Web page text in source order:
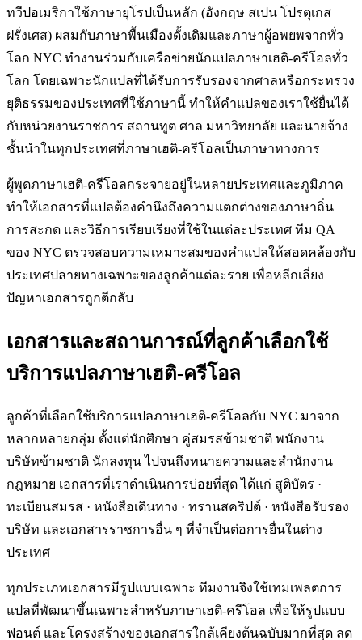
ทวีปอเมริกาใช้ภาษายุโรปเป็นหลัก (อังกฤษ สเปน โปรตุเกส
ฝรั่งเศส) ผสมกับภาษาพื้นเมืองดั้งเดิมและภาษาผู้อพยพจากทั่ว
โลก NYC ทำงานร่วมกับเครือข่ายนักแปลภาษาเฮติ-ครีโอลทั่ว
โลก โดยเฉพาะนักแปลที่ได้รับการรับรองจากศาลหรือกระทรวง
ยุติธรรมของประเทศที่ใช้ภาษานี้ ทำให้คำแปลของเราใช้ยื่นได้
กับหน่วยงานราชการ สถานทูต ศาล มหาวิทยาลัย และนายจ้าง
ชั้นนำในทุกประเทศที่ภาษาเฮติ-ครีโอลเป็นภาษาทางการ
ผู้พูดภาษาเฮติ-ครีโอลกระจายอยู่ในหลายประเทศและภูมิภาค
ทำให้เอกสารที่แปลต้องคำนึงถึงความแตกต่างของภาษาถิ่น
การสะกด และวิธีการเรียบเรียงที่ใช้ในแต่ละประเทศ ทีม QA
ของ NYC ตรวจสอบความเหมาะสมของคำแปลให้สอดคล้องกับ
ประเทศปลายทางเฉพาะของลูกค้าแต่ละราย เพื่อหลีกเลี่ยง
ปัญหาเอกสารถูกตีกลับ
เอกสารและสถานการณ์ที่ลูกค้าเลือกใช้
บริการแปลภาษาเฮติ-ครีโอล
ลูกค้าที่เลือกใช้บริการแปลภาษาเฮติ-ครีโอลกับ NYC มาจาก
หลากหลายกลุ่ม ตั้งแต่นักศึกษา คู่สมรสข้ามชาติ พนักงาน
บริษัทข้ามชาติ นักลงทุน ไปจนถึงทนายความและสำนักงาน
กฎหมาย เอกสารที่เราดำเนินการบ่อยที่สุด ได้แก่ สูติบัตร ·
ทะเบียนสมรส · หนังสือเดินทาง · ทรานสคริปต์ · หนังสือรับรอง
บริษัท และเอกสารราชการอื่น ๆ ที่จำเป็นต่อการยื่นในต่าง
ประเทศ
ทุกประเภทเอกสารมีรูปแบบเฉพาะ ทีมงานจึงใช้เทมเพลตการ
แปลที่พัฒนาขึ้นเฉพาะสำหรับภาษาเฮติ-ครีโอล เพื่อให้รูปแบบ
ฟอนต์ และโครงสร้างของเอกสารใกล้เคียงต้นฉบับมากที่สุด ลด